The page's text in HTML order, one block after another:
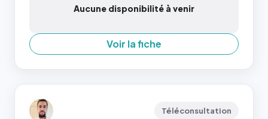
Aucune disponibilité à venir
Voir la fiche
Téléconsultation